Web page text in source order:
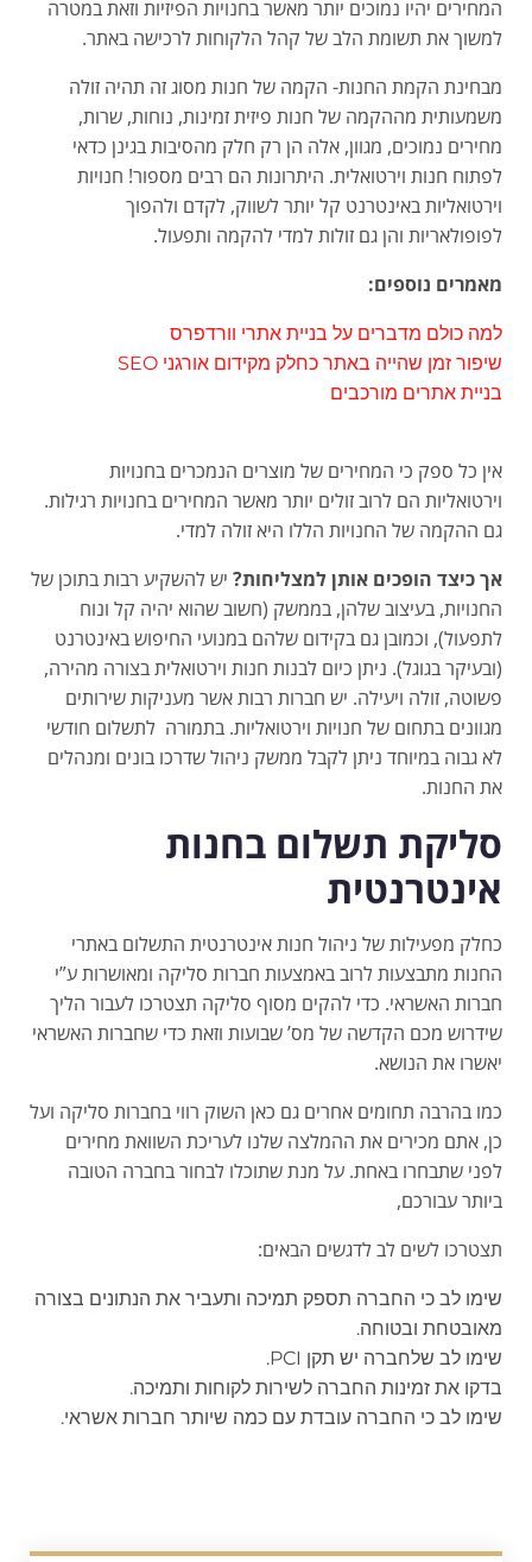
המחירים יהיו נמוכים יותר מאשר בחנויות הפיזיות וזאת במטרה
למשוך את תשומת הלב של קהל הלקוחות לרכישה באתר.
מבחינת הקמת החנות- הקמה של חנות מסוג זה תהיה זולה
משמעותית מההקמה של חנות פיזית זמינות, נוחות, שרות,
מחירים נמוכים, מגוון, אלה הן רק חלק מהסיבות בגינן כדאי
לפתוח חנות וירטואלית. היתרונות הם רבים מספור! חנויות
וירטואליות באינטרנט קל יותר לשווק, לקדם ולהפוך
לפופולאריות והן גם זולות למדי להקמה ותפעול.
מאמרים נוספים:
למה כולם מדברים על בניית אתרי וורדפרס
שיפור זמן שהייה באתר כחלק מקידום אורגני SEO
בניית אתרים מורכבים
אין כל ספק כי המחירים של מוצרים הנמכרים בחנויות
וירטואליות הם לרוב זולים יותר מאשר המחירים בחנויות רגילות.
גם ההקמה של החנויות הללו היא זולה למדי.
אך כיצד הופכים אותן למצליחות? יש להשקיע רבות בתוכן של
החנויות, בעיצוב שלהן, בממשק (חשוב שהוא יהיה קל ונוח
לתפעול), וכמובן גם בקידום שלהם במנועי החיפוש באינטרנט
(ובעיקר בגוגל). ניתן כיום לבנות חנות וירטואלית בצורה מהירה,
פשוטה, זולה ויעילה. יש חברות רבות אשר מעניקות שירותים
מגוונים בתחום של חנויות וירטואליות. בתמורה לתשלום חודשי
לא גבוה במיוחד ניתן לקבל ממשק ניהול שדרכו בונים ומנהלים
את החנות.
סליקת תשלום בחנות
אינטרנטית
כחלק מפעילות של ניהול חנות אינטרנטית התשלום באתרי
החנות מתבצעות לרוב באמצעות חברות סליקה ומאושרות ע”י
חברות האשראי. כדי להקים מסוף סליקה תצטרכו לעבור הליך
שידרוש מכם הקדשה של מס’ שבועות וזאת כדי שחברות האשראי
יאשרו את הנושא.
כמו בהרבה תחומים אחרים גם כאן השוק רווי בחברות סליקה ועל
כן, אתם מכירים את ההמלצה שלנו לעריכת השוואת מחירים
לפני שתבחרו באחת. על מנת שתוכלו לבחור בחברה הטובה
ביותר עבורכם,
תצטרכו לשים לב לדגשים הבאים:
שימו לב כי החברה תספק תמיכה ותעביר את הנתונים בצורה
מאובטחת ובטוחה.
שימו לב שלחברה יש תקן PCI.
בדקו את זמינות החברה לשירות לקוחות ותמיכה.
שימו לב כי החברה עובדת עם כמה שיותר חברות אשראי.